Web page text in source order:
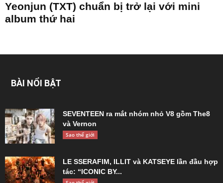
Yeonjun (TXT) chuẩn bị trở lại với mini
album thứ hai
BÀI NỔI BẬT
SEVENTEEN ra mắt nhóm nhỏ V8 gồm The8
và Vernon
Sao thế giới
LE SSERAFIM, ILLIT và KATSEYE lần đầu hợp
tác: “ICONIC BY...